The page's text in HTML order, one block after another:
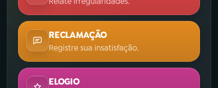
RECLAMAÇÃO
Registre sua insatisfação.
ELOGIO